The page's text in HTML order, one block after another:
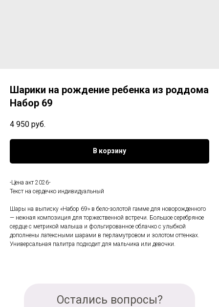
Шарики на рождение ребенка из роддома
Набор 69
4 950 руб.
В корзину
-Цена акт 2026-
Текст на сердечко индивидуальный
Шары на выписку «Набор 69» в бело-золотой гамме для новорожденного
— нежная композиция для торжественной встречи. Большое серебряное
сердце с метрикой малыша и фольгированное облачко с улыбкой
дополнены латексными шарами в перламутровом и золотом оттенках.
Универсальная палитра подходит для мальчика или девочки.
Остались вопросы?